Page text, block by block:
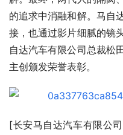
的追求中消融和解。马自
接，也通过影片细腻的镜
自达汽车有限公司总裁松
主创颁发荣誉表彰。
[长安马自达汽车有限公